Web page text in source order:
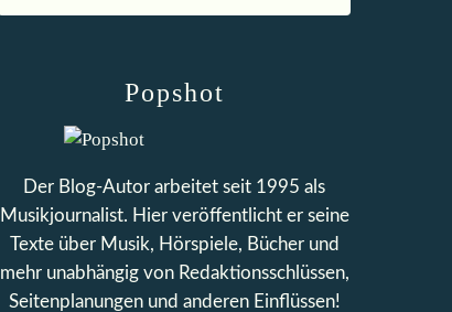
Popshot
Der Blog-Autor arbeitet seit 1995 als
Musikjournalist. Hier veröffentlicht er seine
Texte über Musik, Hörspiele, Bücher und
mehr unabhängig von Redaktionsschlüssen,
Seitenplanungen und anderen Einflüssen!